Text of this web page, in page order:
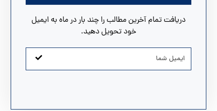
دریافت تمام آخرین مطالب را چند بار در ماه به ایمیل
خود تحویل دهید.